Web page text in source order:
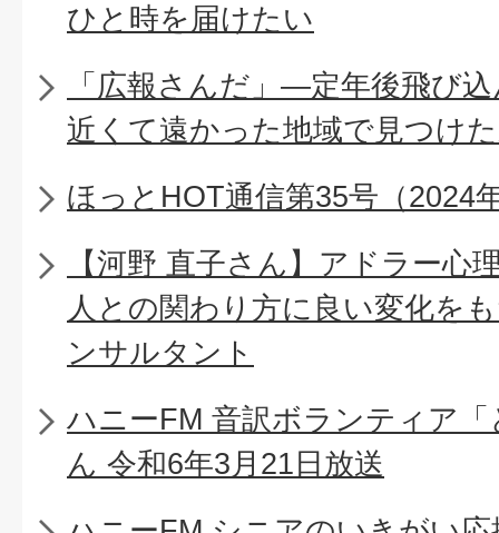
ひと時を届けたい
「広報さんだ」―定年後飛び
近くて遠かった地域で見つけ
ほっとHOT通信第35号（2024
【河野 直子さん】アドラー心
人との関わり方に良い変化を
ンサルタント
ハニーFM 音訳ボランティア
ん 令和6年3月21日放送